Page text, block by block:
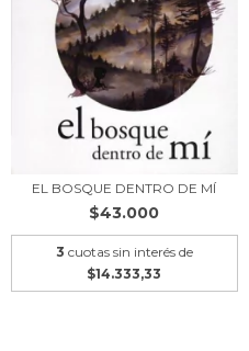
EL BOSQUE DENTRO DE MÍ
$43.000
3 cuotas sin interés de
$14.333,33